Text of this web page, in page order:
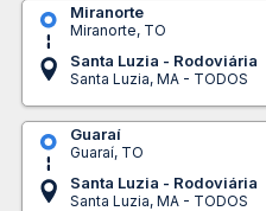
Miranorte
Miranorte, TO
Santa Luzia - Rodoviária
Santa Luzia, MA - TODOS
Guaraí
Guaraí, TO
Santa Luzia - Rodoviária
Santa Luzia, MA - TODOS